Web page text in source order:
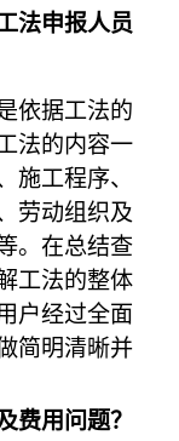
法申报人员
依据工法的
法的内容一
工程序、
劳动组织及
。在总结查
工法的整体
户经过全面
简明清晰并
费用问题？